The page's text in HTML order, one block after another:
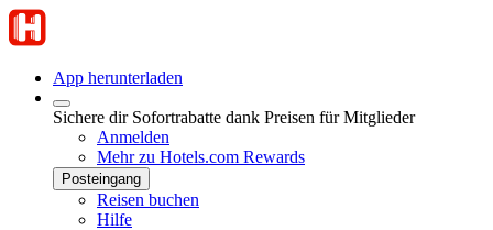
App herunterladen
Sichere dir Sofortrabatte dank Preisen für Mitglieder
Anmelden
Mehr zu Hotels.com Rewards
Posteingang
Reisen buchen
Hilfe